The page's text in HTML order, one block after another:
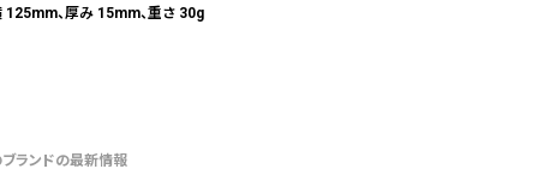
125mm、厚み 15mm、重さ 30g
ブランドの最新情報